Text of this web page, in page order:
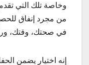
وخاصة تلك التي
من مجرد إنفاق
في صحتك، وقتك،
إنه اختيار يضمن